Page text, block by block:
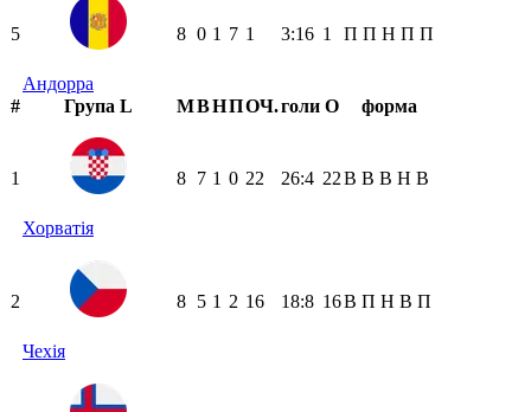
5
Андорра
8 0 1 7 1 3:16 1 П П Н П П
# Група L МВНПОЧ.голи О форма
1
Хорватія
8 7 1 0 22 26:4 22В В В Н В
2
Чехія
8 5 1 2 16 18:8 16В П Н В П